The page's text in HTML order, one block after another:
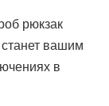
рюкзак
вашим
в